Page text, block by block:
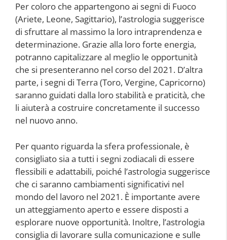
Per coloro che appartengono ai segni di Fuoco
(Ariete, Leone, Sagittario), l’astrologia suggerisce
di sfruttare al massimo la loro intraprendenza e
determinazione. Grazie alla loro forte energia,
potranno capitalizzare al meglio le opportunità
che si presenteranno nel corso del 2021. D’altra
parte, i segni di Terra (Toro, Vergine, Capricorno)
saranno guidati dalla loro stabilità e praticità, che
li aiuterà a costruire concretamente il successo
nel nuovo anno.
Per quanto riguarda la sfera professionale, è
consigliato sia a tutti i segni zodiacali di essere
flessibili e adattabili, poiché l’astrologia suggerisce
che ci saranno cambiamenti significativi nel
mondo del lavoro nel 2021. È importante avere
un atteggiamento aperto e essere disposti a
esplorare nuove opportunità. Inoltre, l’astrologia
consiglia di lavorare sulla comunicazione e sulle